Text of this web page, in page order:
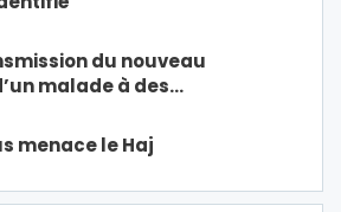
du nouveau
malade à des…
menace le Haj